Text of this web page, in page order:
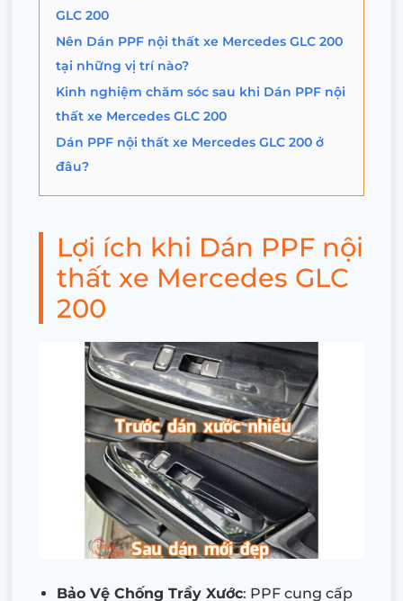
GLC 200
Nên Dán PPF nội thất xe Mercedes GLC 200
tại những vị trí nào?
Kinh nghiệm chăm sóc sau khi Dán PPF nội
thất xe Mercedes GLC 200
Dán PPF nội thất xe Mercedes GLC 200 ở
đâu?
Lợi ích khi Dán PPF nội
thất xe Mercedes GLC
200
Bảo Vệ Chống Trầy Xước: PPF cung cấp